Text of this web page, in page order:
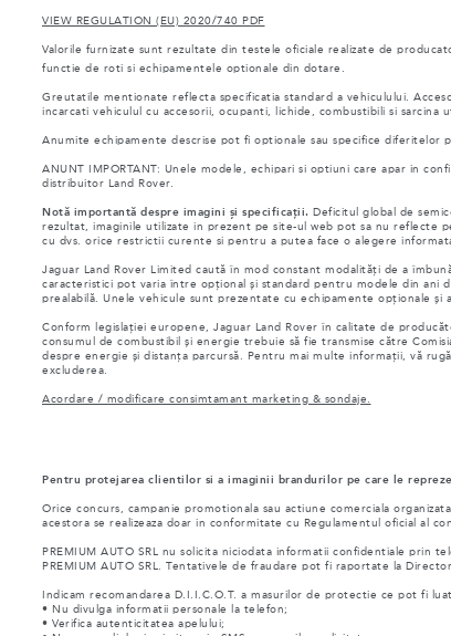
VIEW REGULATION (EU) 2020/740 PDF
Valorile furnizate sunt rezultate din testele oficiale realizate de
functie de roti si echipamentele optionale din dotare.
Greutatile mentionate reflecta specificatia standard a vehiculului.
incarcati vehiculul cu accesorii, ocupanti, lichide, combustibili si sarcina
Anumite echipamente descrise pot fi optionale sau specifice diferitelor
ANUNT IMPORTANT: Unele modele, echipari si optiuni care apar in
distribuitor Land Rover.
Notă importantă despre imagini și specificații. Deficitul global de
rezultat, imaginile utilizate in prezent pe site-ul web pot sa nu reflecte
cu dvs. orice restrictii curente si pentru a putea face o alegere
Jaguar Land Rover Limited caută în mod constant modalități de a
caracteristici pot varia între opțional și standard pentru modele din ani
prealabilă. Unele vehicule sunt prezentate cu echipamente opționale
Conform legislației europene, Jaguar Land Rover în calitate de
consumul de combustibil și energie trebuie să fie transmise către
despre energie și distanța parcursă. Pentru mai multe informații, vă
excluderea.
Acordare / modificare consimtamant marketing & sondaje.
Pentru protejarea clientilor si a imaginii brandurilor pe care le
Orice concurs, campanie promotionala sau actiune comerciala
acestora se realizeaza doar in conformitate cu Regulamentul oficial al
PREMIUM AUTO SRL nu solicita niciodata informatii confidentiale prin
PREMIUM AUTO SRL. Tentativele de fraudare pot fi raportate la
Indicam recomandarea D.I.I.C.O.T. a masurilor de protectie ce pot fi
• Nu divulga informatii personale la telefon;
• Verifica autenticitatea apelului;